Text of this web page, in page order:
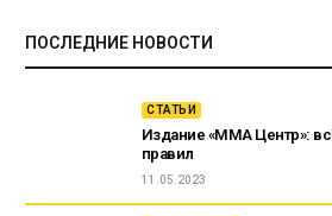
ПОСЛЕДНИЕ НОВОСТИ
СТАТЬИ
Издание «ММА Центр»:
правил
11.05.2023